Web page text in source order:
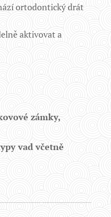
ortodontický drát
aktivovat a
zámky,
vad včetně